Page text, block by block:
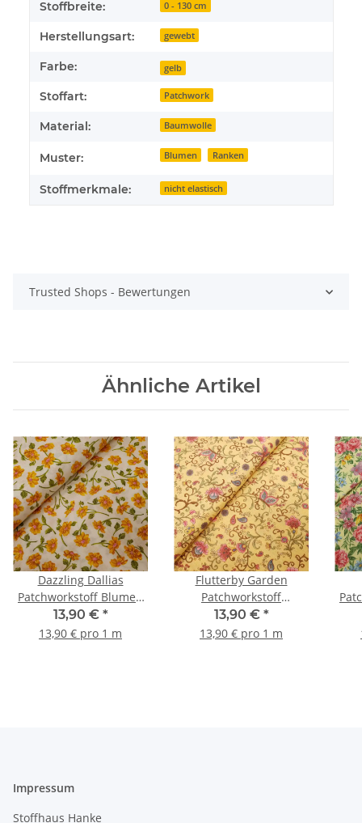
Stoffbreite: 0 - 130 cm
Herstellungsart: gewebt
Farbe: gelb
Stoffart: Patchwork
Material: Baumwolle
Muster: Blumen Ranken
Stoffmerkmale: nicht elastisch
Trusted Shops - Bewertungen
Ähnliche Artikel
Dazzling Dallias
Patchworkstoff Blumen
natur, gelb, grün
13,90 € *
13,90 € pro 1 m
Flutterby Garden
Patchworkstoff
Blunenranken mit
Schmetterlingen
13,90 € *
13,90 € pro 1 m
Impressum
Stoffhaus Hanke